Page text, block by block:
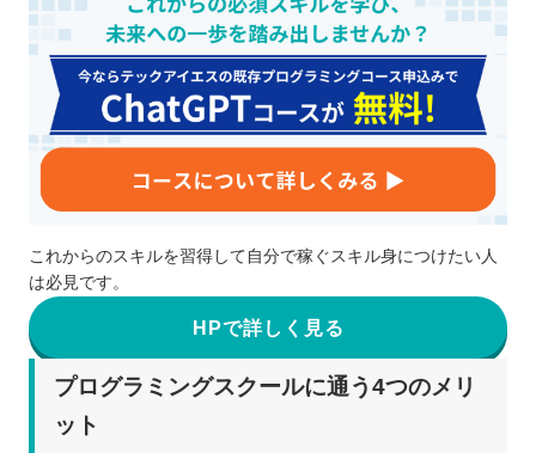
これからのスキルを習得して自分で稼ぐスキル身につけたい人
は必見です。
HPで詳しく見る
プログラミングスクールに通う4つのメリ
ット